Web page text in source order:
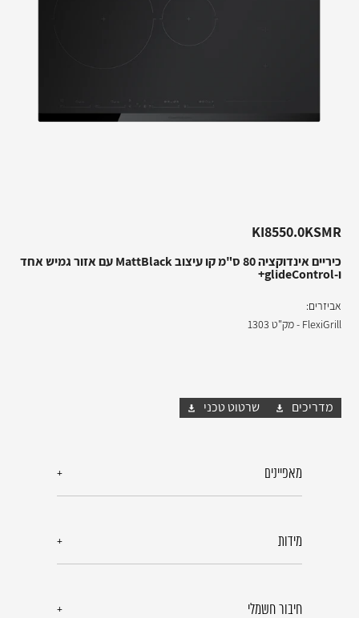
KI8550.0KSMR
כיריים אינדוקציה 80 ס"מ קו עיצוב MattBlack עם אזור גמיש אחד
ו-glideControl+
אביזרים:
FlexiGrill - מק"ט 1303
מדריכים שרטוט טכני
מאפיינים
מידות
חיבור חשמלי